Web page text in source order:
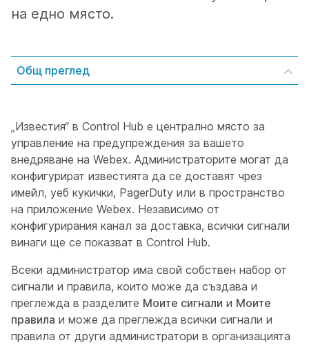
на едно място.
Общ преглед
„Известия“ в Control Hub е централно място за
управление на предупреждения за вашето
внедряване на Webex. Администраторите могат да
конфигурират известията да се доставят чрез
имейл, уеб кукички, PagerDuty или в пространство
на приложение Webex. Независимо от
конфигурирания канал за доставка, всички сигнали
винаги ще се показват в Control Hub.
Всеки администратор има свой собствен набор от
сигнали и правила, които може да създава и
преглежда в разделите Моите сигнали и Моите
правила и може да преглежда всички сигнали и
правила от други администратори в организацията